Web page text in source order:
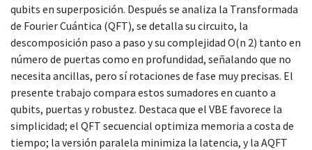
qubits en superposición. Después se analiza la Transformada
de Fourier Cuántica (QFT), se detalla su circuito, la
descomposición paso a paso y su complejidad O(n 2) tanto en
número de puertas como en profundidad, señalando que no
necesita ancillas, pero sí rotaciones de fase muy precisas. El
presente trabajo compara estos sumadores en cuanto a
qubits, puertas y robustez. Destaca que el VBE favorece la
simplicidad; el QFT secuencial optimiza memoria a costa de
tiempo; la versión paralela minimiza la latencia, y la AQFT